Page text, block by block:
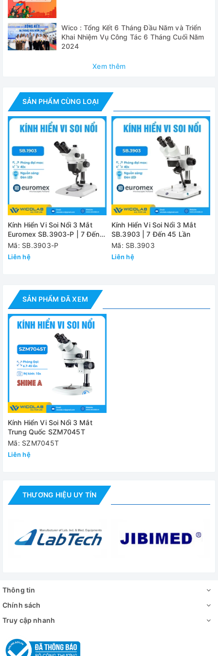
- Đèn led ring WR63HW
- Túi phủ chống bụi
- Hướng dẫn sử dụng
Model SZM7045T
Độ phóng đại từ 7 – 45 lần
Thị kính 10x
Vật kính dạng
zoom liên tục
0,7 – 4,5x
Tỉ lệ zoom
(zoom ratio)
6.5 : 1
Nguồn sáng
đèn chiếu sáng dạng LED ring chuyên
sáng.
Khoảng cách
làm việc
Điều chỉnh giữa
2 đồng tử
54 – 75mm
Công suất đèn
chiếu sáng
8W
Điện áp 220V/50Hz
Cung cấp bao
gồm
- Kính hiển vi SZM7045T
(Chưa bao gồm Camera)
- Thị kính 10X: 02 cái
- Đèn led ring WR63HW
Đánh giá
Wico : Tổng Kết 6 Tháng Đầu Năm và Triển
Khai Nhiệm Vụ Công Tác 6 Tháng Cuối Năm
2024
Xem thêm
SẢN PHẨM CÙNG LOẠI
Kính Hiển Vi Soi Nổi 3 Mắt
Euromex SB.3903-P | 7 Đến
45 Lần
Mã: SB.3903-P
Liên hệ
Kính Hiển Vi Soi Nổi 3 Mắt
SB.3903 | 7 Đến 45 Lần
Mã: SB.3903
Liên hệ
SẢN PHẨM ĐÃ XEM
Kính Hiển Vi Soi Nổi 3 Mắt
Trung Quốc SZM7045T
Mã: SZM7045T
Liên hệ
THƯƠNG HIỆU UY TÍN
Thông tin
Chính sách
Truy cập nhanh